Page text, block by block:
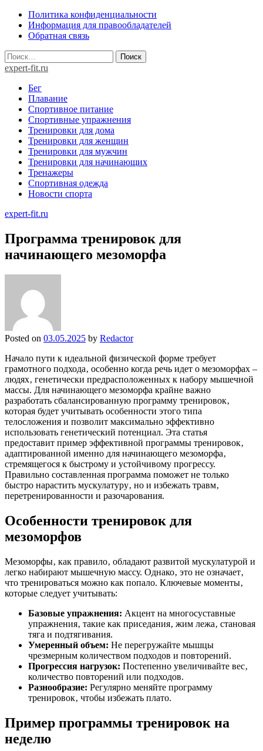
Skip
content
Политика конфиденциальности
Информация для правообладателей
Обратная связь
Найти:
expert-fit.ru
Бег
Плавание
Спортивное питание
Спортивные упражнения
Тренировки для дома
Тренировки для женщин
Тренировки для мужчин
Тренировки для начинающих
Тренажеры
Спортивная одежда
Новости спорта
expert-fit.ru
Программа тренировок для
начинающего мезоморфа
Posted on 03.05.2025 by Redactor
Начало пути к идеальной физической форме требует
грамотного подхода‚ особенно когда речь идет о мезоморфах –
людях‚ генетически предрасположенных к набору мышечной
массы. Для начинающего мезоморфа крайне важно
разработать сбалансированную программу тренировок‚
которая будет учитывать особенности этого типа
телосложения и позволит максимально эффективно
использовать генетический потенциал. Эта статья
предоставит пример эффективной программы тренировок‚
адаптированной именно для начинающего мезоморфа‚
стремящегося к быстрому и устойчивому прогрессу.
Правильно составленная программа поможет не только
быстро нарастить мускулатуру‚ но и избежать травм‚
перетренированности и разочарования.
Особенности тренировок для
мезоморфов
Мезоморфы‚ как правило‚ обладают развитой мускулатурой и
легко набирают мышечную массу. Однако‚ это не означает‚
что тренироваться можно как попало. Ключевые моменты‚
которые следует учитывать:
Базовые упражнения: Акцент на многосуставные
упражнения‚ такие как приседания‚ жим лежа‚ становая
тяга и подтягивания.
Умеренный объем: Не перегружайте мышцы
чрезмерным количеством подходов и повторений.
Прогрессия нагрузок: Постепенно увеличивайте вес‚
количество повторений или подходов.
Разнообразие: Регулярно меняйте программу
тренировок‚ чтобы избежать плато.
Пример программы тренировок на
неделю